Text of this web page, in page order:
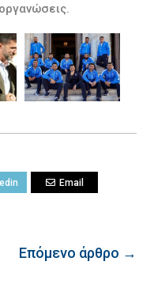
Email
Επόμενο άρθρο →